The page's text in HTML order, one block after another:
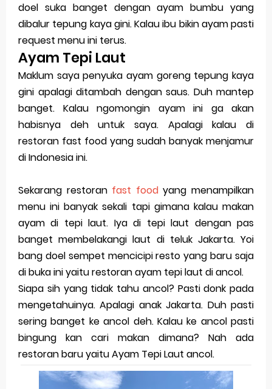
Merek Dagang dan Pertumbuhan Usaha
Merek Dagang dalam Strategi Bisnis
Merek Dagang dalam Perusahaan Besar
Merek Dagang dan Investasi
Dampak Merek Dagang pada Persaingan
Trademark as a Business Asset
Brand Adaptation Across Different Countries
Vivo v70 series: mid-range rasa flagship dengan
kamera zeiss & baterai jumbo
Apple Watch Series 10 vs Samsung Galaxy Watch 7
Review Lengkap 2026
Friday, 7 August
doel suka banget dengan ayam bumbu yang
dibalur tepung kaya gini. Kalau ibu bikin ayam pasti
request menu ini terus.
Ayam Tepi Laut
Maklum saya penyuka ayam goreng tepung kaya
gini apalagi ditambah dengan saus. Duh mantep
banget. Kalau ngomongin ayam ini ga akan
habisnya deh untuk saya. Apalagi kalau di
restoran fast food yang sudah banyak menjamur
di Indonesia ini.
Sekarang restoran fast foodyang menampilkan
menu ini banyak sekali tapi gimana kalau makan
ayam di tepi laut. Iya di tepi laut dengan pas
banget membelakangi laut di teluk Jakarta. Yoi
bang doel sempet mencicipi resto yang baru saja
di buka ini yaitu restoran ayam tepi laut di ancol.
Siapa sih yang tidak tahu ancol? Pasti donk pada
mengetahuinya. Apalagi anak Jakarta. Duh pasti
sering banget ke ancol deh. Kalau ke ancol pasti
bingung kan cari makan dimana? Nah ada
restoran baru yaitu Ayam Tepi Laut ancol.